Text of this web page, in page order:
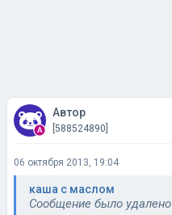
Автор
[588524890]
06 октября 2013, 19:04
каша с маслом
Сообщение было удалено